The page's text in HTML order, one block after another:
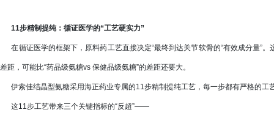
11步精制提纯：循证医学的“工艺硬实力”
在循证医学的框架下，原料药工艺直接决定“最终到达关节软骨的“有效成分量”
差距，可能比“药品级氨糖vs 保健品级氨糖”的差距还要大。
伊索佳结晶型氨糖采用海正药业专属的11步精制提纯工艺，每一步都有严格的工
这11步工艺带来三个关键指标的“反超”——